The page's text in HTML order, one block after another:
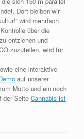
Dort bleiben wir
wird mehrfach
über die
entziehen und
zuzuteilen, wird für
eine interaktive
auf unserer
Motto und ein noch
der Seite Cannabis ist